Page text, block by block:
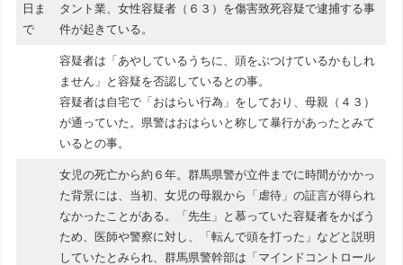
日ま
で
タント業、女性容疑者（６３）を傷害致死容疑で逮捕する事
件が起きている。
容疑者は「あやしているうちに、頭をぶつけているかもしれ
ません」と容疑を否認しているとの事。
容疑者は自宅で「おはらい行為」をしており、母親（４３）
が通っていた。県警はおはらいと称して暴行があったとみて
いるとの事。
女児の死亡から約６年。群馬県警が立件までに時間がかかっ
た背景には、当初、女児の母親から「虐待」の証言が得られ
なかったことがある。「先生」と慕っていた容疑者をかばう
ため、医師や警察に対し、「転んで頭を打った」などと説明
していたとみられ、群馬県警幹部は「マインドコントロール